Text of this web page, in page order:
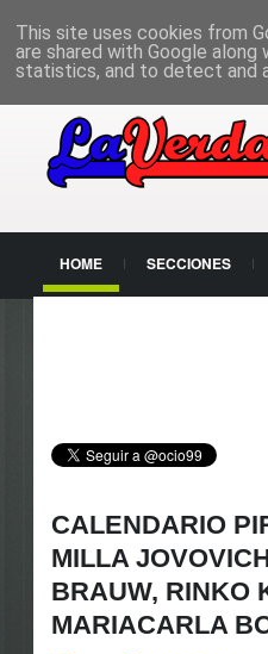
HOME SECCIONES
CALENDARIO
MILLA
BRAUW, RINKO
MARIACARLA
This site uses cookies from
are shared with Google
statistics, and to detect and